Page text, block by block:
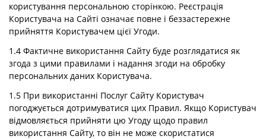
користування персональною сторінкою. Реєстрація
Користувача на Сайті означає повне і беззастережне
прийняття Користувачем цієї Угоди.
1.4 Фактичне використання Сайту буде розглядатися як
згода з цими правилами і надання згоди на обробку
персональних даних Користувача.
1.5 При використанні Послуг Сайту Користувач
погоджується дотримуватися цих Правил. Якщо Користувач
відмовляється прийняти цю Угоду щодо правил
використання Сайту, то він не може скористатися